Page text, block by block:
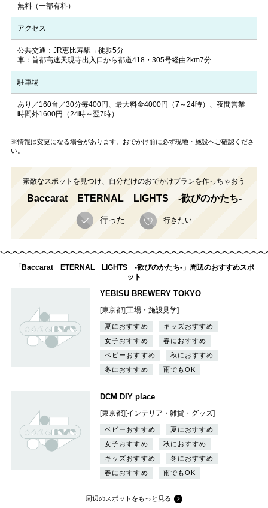
無料（一部有料）
アクセス
公共交通：JR恵比寿駅→徒歩5分
車：首都高速天現寺出入口から都道418・305号経由2km7分
駐車場
あり／160台／30分毎400円、最大料金4000円（7～24時）、夜間営業
時間外1600円（24時～翌7時）
※情報は変更になる場合があります。おでかけ前に必ず現地・施設へご確認くださ
い。
素敵なスポットを見つけ、自分だけのおでかけプランを作っちゃおう
Baccarat ETERNAL LIGHTS -歓びのかたち-
行った 行きたい
「Baccarat ETERNAL LIGHTS -歓びのかたち-」周辺のおすすめスポ
ット
YEBISU BREWERY TOKYO
[東京都][工場・施設見学]
夏におすすめ
キッズおすすめ
女子おすすめ
春におすすめ
ベビーおすすめ
秋におすすめ
冬におすすめ
雨でもOK
DCM DIY place
[東京都][インテリア・雑貨・グッズ]
ベビーおすすめ
夏におすすめ
女子おすすめ
秋におすすめ
キッズおすすめ
冬におすすめ
春におすすめ
雨でもOK
周辺のスポットをもっと見る